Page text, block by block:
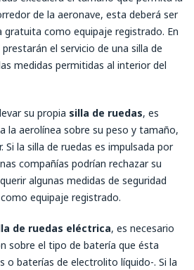
de la aeronave, esta deberá ser
como equipaje registrado. En
el servicio de una silla de
medidas permitidas al interior del
su propia silla de ruedas, es
la aerolínea sobre su peso y tamaño,
Si la silla de ruedas es impulsada por
compañías podrían rechazar su
algunas medidas de seguridad
equipaje registrado.
de ruedas eléctrica, es necesario
sobre el tipo de batería que ésta
o baterías de electrolito líquido-. Si la